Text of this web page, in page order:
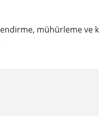
mühürleme ve